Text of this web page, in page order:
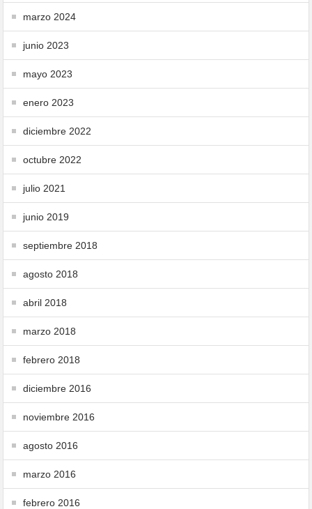
marzo 2024
junio 2023
mayo 2023
enero 2023
diciembre 2022
octubre 2022
julio 2021
junio 2019
septiembre 2018
agosto 2018
abril 2018
marzo 2018
febrero 2018
diciembre 2016
noviembre 2016
agosto 2016
marzo 2016
febrero 2016